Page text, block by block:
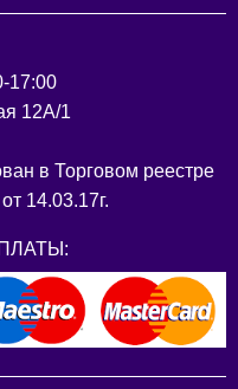
17:00
12А/1
в Торговом реестре
14.03.17г.